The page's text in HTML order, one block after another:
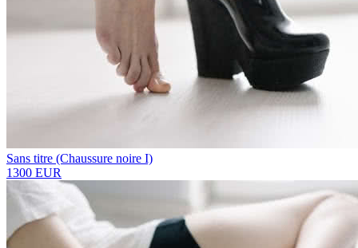
Sans titre (Chaussure noire I)
1300 EUR